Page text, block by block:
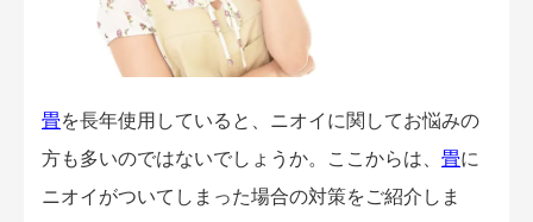
畳を長年使用していると、ニオイに関してお悩みの
方も多いのではないでしょうか。ここからは、 畳に
ニオイがついてしまった場合の対策をご紹介しま